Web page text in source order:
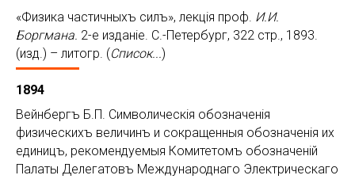
«Физика частичныхъ силъ», лекцiя проф. И.И.
Боргмана. 2-е изданiе. С.-Петербург, 322 стр., 1893.
(изд.) – литогр. (Список...)
1894
Вейнбергъ Б.П. Символическiя обозначенiя
физическихъ величинъ и сокращенныя обозначенiя их
единицъ, рекомендуемыя Комитетомъ обозначенiй
Палаты Делегатовъ Международнаго Электрическаго